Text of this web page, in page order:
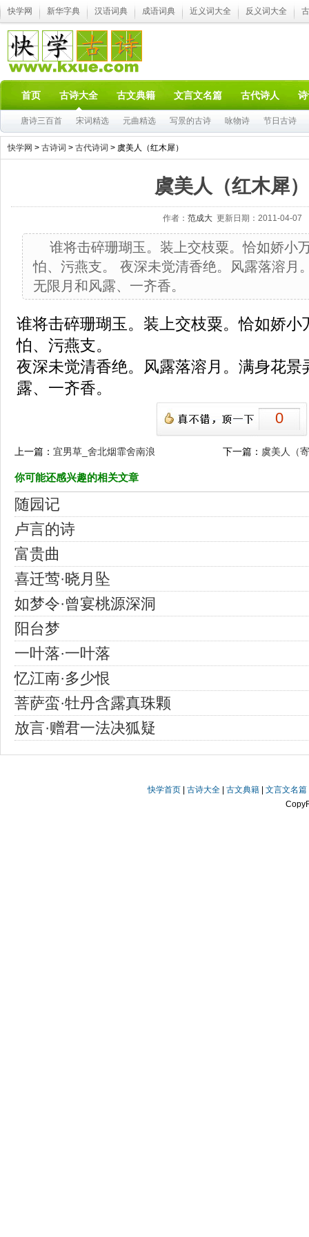
快学网 新华字典 汉语词典 成语词典 近义词大全 反义词大全
首页 古诗大全 古文典籍 文言文名篇 古代诗人
唐诗三百首 宋词精选 元曲精选 写景的古诗 咏物诗 节日古诗
快学网 > 古诗词 > 古代诗词 > 虞美人（红木犀）
虞美人（红木犀）
作者：范成大 更新日期：2011-04-07
谁将击碎珊瑚玉。装上交枝粟。恰如娇小
怕、污燕支。 夜深未觉清香绝。风露落溶月
无限月和风露、一齐香。
谁将击碎珊瑚玉。装上交枝粟。恰如娇小
怕、污燕支。
夜深未觉清香绝。风露落溶月。满身花景
露、一齐香。
0
上一篇： 宜男草_舍北烟霏舍南浪 下一篇： 虞美人（
你可能还感兴趣的相关文章
随园记
卢言的诗
富贵曲
喜迁莺·晓月坠
如梦令·曾宴桃源深洞
阳台梦
一叶落·一叶落
忆江南·多少恨
菩萨蛮·牡丹含露真珠颗
放言·赠君一法决狐疑
快学首页 |古诗大全 |古文典籍 |文言文名篇